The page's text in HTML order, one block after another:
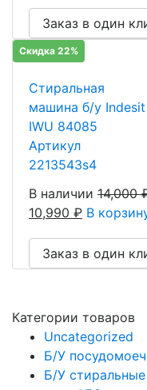
Заказ в один
Скидка 22%
Стиральная
машина б/у Indesit
IWU 84085
Артикул
2213543s4
В наличии 14,000
10,990 ₽ В
Заказ в один
Категории товаров
Uncategorized
Б/У
Б/У